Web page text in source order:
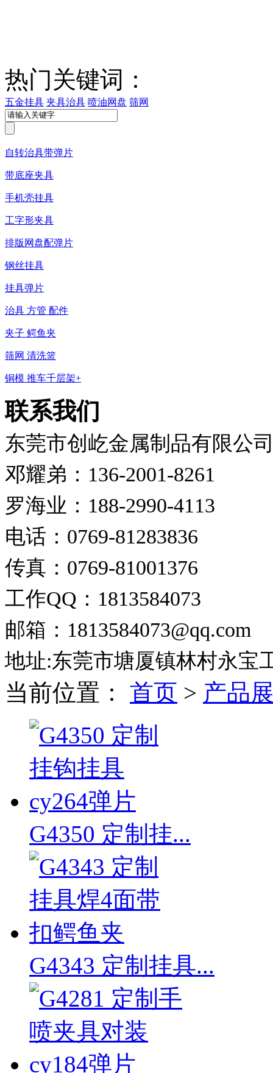
热门关键词：
五金挂具 夹具治具 喷油网盘 筛网
自转治具带弹片
带底座夹具
手机壳挂具
工字形夹具
排版网盘配弹片
钢丝挂具
挂具弹片
治具 方管 配件
夹子 鳄鱼夹
筛网 清洗篮
铜模 推车千层架+
联系我们
东莞市创屹金属制品有限公
邓耀弟：136-2001-8261
罗海业：188-2990-4113
电话：0769-81283836
传真：0769-81001376
工作QQ：1813584073
邮箱：1813584073@qq.com
地址:东莞市塘厦镇林村永宝
当前位置： 首页 > 产品
G4350 定制挂...
G4343 定制挂具...